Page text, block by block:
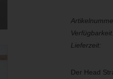
Verfügbarkeit:
Lieferzeit:
Der Head